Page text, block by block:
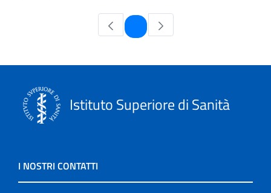
Pagina
Istituto Superiore di Sanità
I NOSTRI CONTATTI